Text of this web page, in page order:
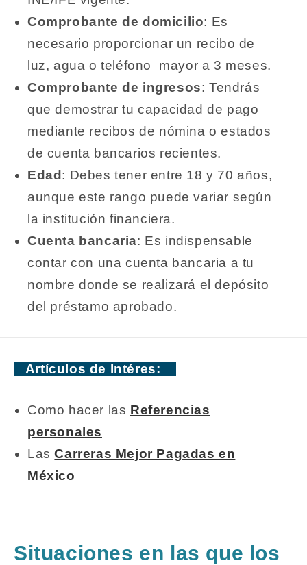
Comprobante de domicilio: Es
necesario proporcionar un recibo de
luz, agua o teléfono mayor a 3 meses.
Comprobante de ingresos: Tendrás
que demostrar tu capacidad de pago
mediante recibos de nómina o estados
de cuenta bancarios recientes.
Edad: Debes tener entre 18 y 70 años,
aunque este rango puede variar según
la institución financiera.
Cuenta bancaria: Es indispensable
contar con una cuenta bancaria a tu
nombre donde se realizará el depósito
del préstamo aprobado.
Artículos de Intéres:
Como hacer las Referencias
personales
LasCarreras Mejor Pagadas en
México
Situaciones en las que los